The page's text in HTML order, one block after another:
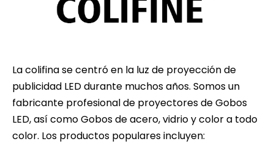
La colifina se centró en la luz de proyección de
publicidad LED durante muchos años. Somos un
fabricante profesional de proyectores de Gobos
LED, así como Gobos de acero, vidrio y color a todo
color. Los productos populares incluyen: